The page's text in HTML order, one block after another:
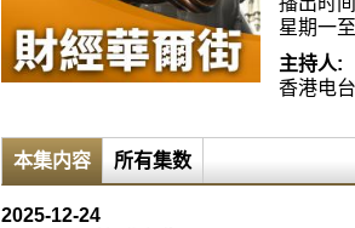
星期一
主持人:
香港电
本集内容 所有集数
2025-12-24